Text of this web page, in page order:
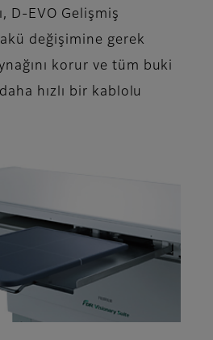
D-EVO Gelişmiş
değişimine gerek
korur ve tüm buki
hızlı bir kablolu